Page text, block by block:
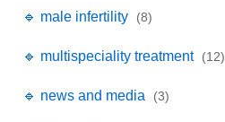
🔹 male infertility (8)
🔹 multispeciality treatment (12)
🔹 news and media (3)